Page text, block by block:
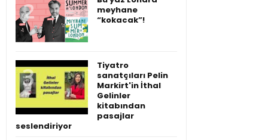
meyhane
“kokacak”!
Tiyatro
sanatçıları Pelin
Markirt'in İthal
Gelinler
kitabından
pasajlar
seslendiriyor